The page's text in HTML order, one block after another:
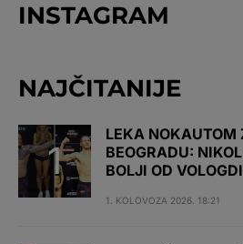
INSTAGRAM
NAJČITANIJE
LEKA NOKAUTOM
BEOGRADU:
BOLJI OD
1. KOLOVOZA 2026. 18:21